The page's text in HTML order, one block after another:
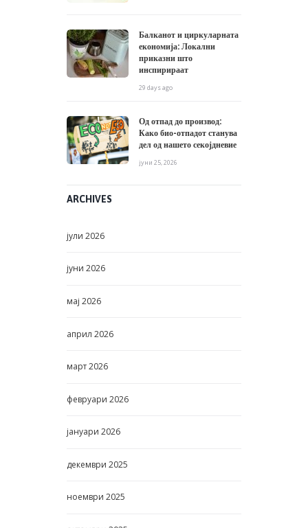
Балканот и циркуларната
економија: Локални
приказни што
инспирираат
29 days ago
Од отпад до производ:
Како био-отпадот станува
дел од нашето секојдневие
јуни 25, 2026
ARCHIVES
јули 2026
јуни 2026
мај 2026
април 2026
март2026
февруари 2026
јануари 2026
декември 2025
ноември 2025